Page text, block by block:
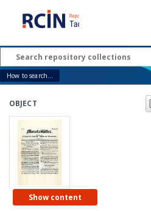
How to search...
OBJECT
Show content